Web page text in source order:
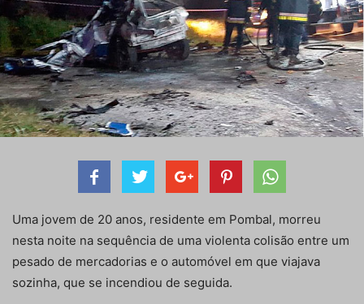
Uma jovem de 20 anos, residente em Pombal, morreu
nesta noite na sequência de uma violenta colisão entre um
pesado de mercadorias e o automóvel em que viajava
sozinha, que se incendiou de seguida.